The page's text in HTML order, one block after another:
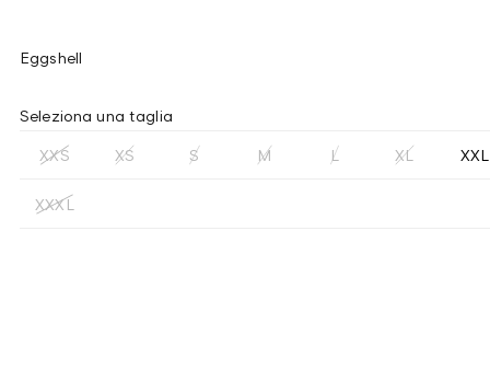
Eggshell
Seleziona una taglia
XXS XS S M L XL XXL
XXXL